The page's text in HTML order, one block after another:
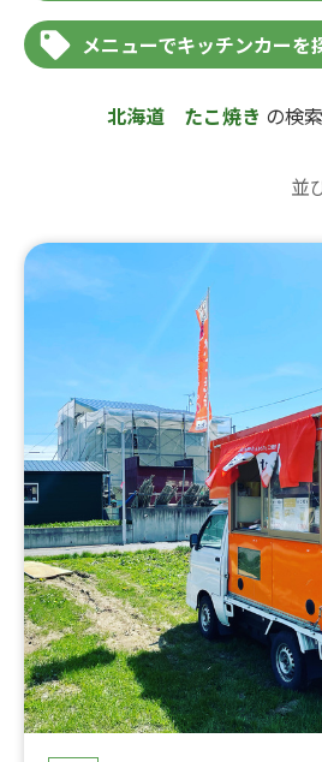
メニューでキッチンカーを
北海道 たこ焼き の検
並